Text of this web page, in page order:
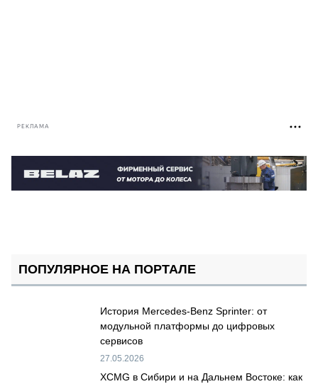
РЕКЛАМА
ПОПУЛЯРНОЕ НА ПОРТАЛЕ
История Mercedes-Benz Sprinter: от
модульной платформы до цифровых
сервисов
27.05.2026
XCMG в Сибири и на Дальнем Востоке: как